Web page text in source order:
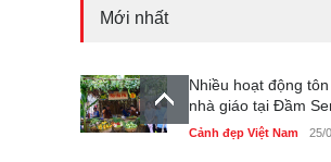
Mới nhất
Nhiều hoạt động
nhà giáo tại Đầm
Cảnh đẹp Việt Nam 25/